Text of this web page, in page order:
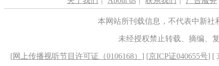
本网站所刊载信息，不代表中新
未经授权禁止转载、摘编、
[网上传播视听节目许可证（0106168） ] [京ICP证040655号] [